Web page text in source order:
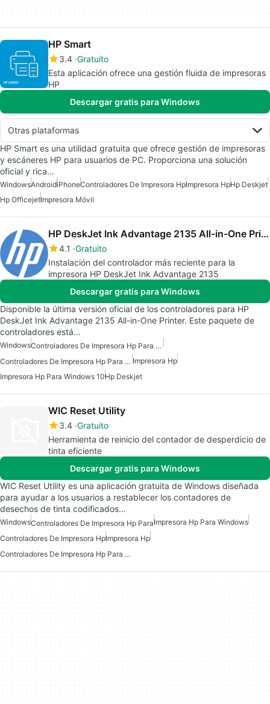
HP Smart
3.4 Gratuito
Esta aplicación ofrece una gestión fluida de impresoras
HP
Descargar gratis para Windows
Otras plataformas
HP Smart es una utilidad gratuita que ofrece gestión de impresoras
y escáneres HP para usuarios de PC. Proporciona una solución
oficial y rica…
WindowsAndroidiPhoneControladores De Impresora HpImpresora HpHp Deskjet
Hp OfficejetImpresora Móvil
HP DeskJet Ink Advantage 2135 All-in-One Printer drivers
4.1 Gratuito
Instalación del controlador más reciente para la
impresora HP DeskJet Ink Advantage 2135
Descargar gratis para Windows
Disponible la última versión oficial de los controladores para HP
DeskJet Ink Advantage 2135 All-in-One Printer. Este paquete de
controladores está…
Windows
Controladores De Impresora Hp Para Windows 10
Controladores De Impresora Hp Para Windows 7 Impresora Hp
Impresora Hp Para Windows 10Hp Deskjet
WIC Reset Utility
3.4 Gratuito
Herramienta de reinicio del contador de desperdicio de
tinta eficiente
Descargar gratis para Windows
WIC Reset Utility es una aplicación gratuita de Windows diseñada
para ayudar a los usuarios a restablecer los contadores de
desechos de tinta codificados…
WindowsControladores De Impresora Hp ParaImpresora Hp Para Windows
Controladores De Impresora HpImpresora Hp
Controladores De Impresora Hp Para Windows